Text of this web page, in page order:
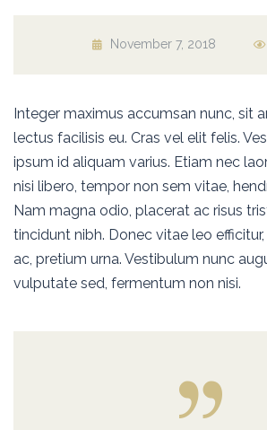
November 7, 2018
Integer maximus accumsan nunc, sit
lectus facilisis eu. Cras vel elit felis.
ipsum id aliquam varius. Etiam nec
nisi libero, tempor non sem vitae,
Nam magna odio, placerat ac risus
tincidunt nibh. Donec vitae leo
ac, pretium urna. Vestibulum nunc
vulputate sed, fermentum non nisi.